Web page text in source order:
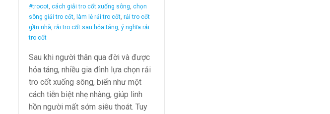
#trocot, cách giải tro cốt xuống sông, chọn
sông giải tro cốt, làm lễ rải tro cốt, rải tro cốt
gần nhà, rải tro cốt sau hỏa táng, ý nghĩa rải
tro cốt
Sau khi người thân qua đời và được
hỏa táng, nhiều gia đình lựa chọn rải
tro cốt xuống sông, biển như một
cách tiễn biệt nhẹ nhàng, giúp linh
hồn người mất sớm siêu thoát. Tuy